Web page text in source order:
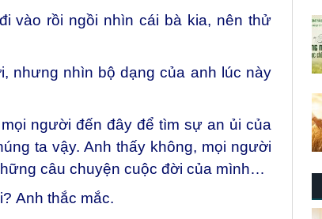
vào rồi ngồi nhìn cái bà kia, nên thử
nhưng nhìn bộ dạng của anh lúc này
người đến đây để tìm sự an ủi của
ta vậy. Anh thấy không, mọi người
câu chuyện cuộc đời của mình…
Anh thắc mắc.